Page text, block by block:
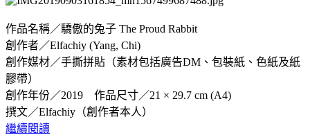
作品名稱／驕傲的兔子 The Proud Rabbit
創作者／Elfachiy (Yang, Chi)
創作媒材／手撕拼貼（素材包括廣告DM、包裝紙、色紙及紙
膠帶）
創作年份／2019 作品尺寸／21 × 29.7 cm (A4)
撰文／Elfachiy（創作者本人）
繼續閱讀